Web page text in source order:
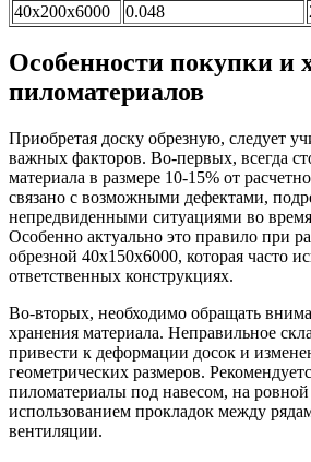
40х200х6000
0.048
Особенности покупки и
пиломатериалов
Приобретая доску обрезную, следует
важных факторов. Во-первых, всегда
материала в размере 10-15% от
связано с возможными дефектами,
непредвиденными ситуациями во время
Особенно актуально это правило при
обрезной 40х150х6000, которая часто
ответственных конструкциях.
Во-вторых, необходимо обращать
хранения материала. Неправильное
привести к деформации досок и
геометрических размеров.
пиломатериалы под навесом, на
использованием прокладок между
вентиляции.